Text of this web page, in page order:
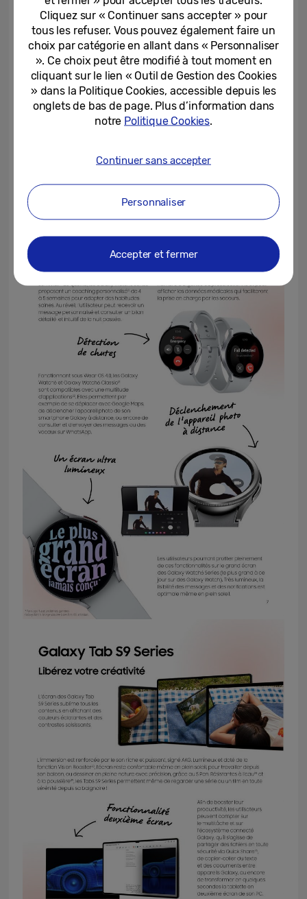
Cliquez sur « Continuer sans accepter » pour
tous les refuser. Vous pouvez également faire un
choix par catégorie en allant dans « Personnaliser
». Ce choix peut être modifié à tout moment en
cliquant sur le lien « Outil de Gestion des Cookies
» dans la Politique Cookies, accessible depuis les
onglets de bas de page. Plus d’information dans
notre Politique Cookies.
Continuer sans accepter
Personnaliser
Accepter et fermer